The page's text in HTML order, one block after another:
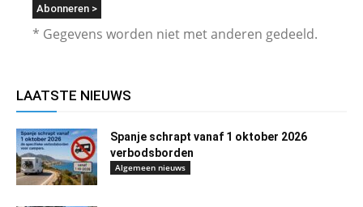
* Gegevens worden niet met anderen gedeeld.
LAATSTE NIEUWS
Spanje schrapt vanaf 1 oktober 2026
verbodsborden
Algemeen nieuws